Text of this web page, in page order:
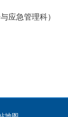
应急管理科）